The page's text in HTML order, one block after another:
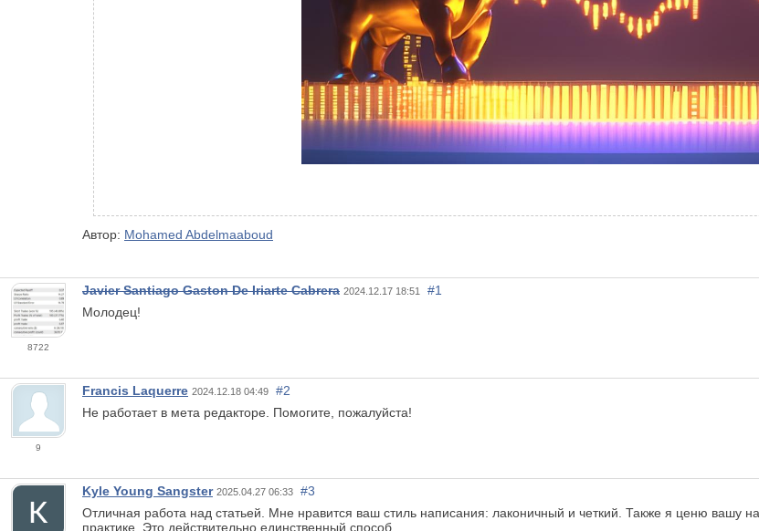
Автор: Mohamed Abdelmaaboud
8722
Javier Santiago Gaston De Iriarte Cabrera 2024.12.17 18:51
#1
Молодец!
9
Francis Laquerre 2024.12.18 04:49
#2
Не работает в мета редакторе. Помогите, пожалуйста!
Kyle Young Sangster 2025.04.27 06:33
#3
Отличная работа над статьей. Мне нравится ваш стиль написания: лаконичный и четкий. Также я ценю вашу
практике. Это действительно единственный способ